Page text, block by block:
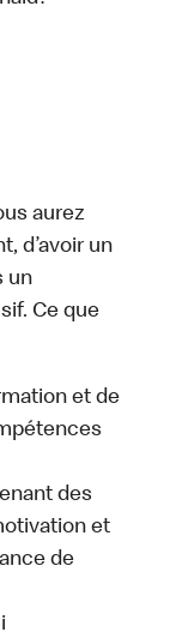
aurez
d’avoir un
un
Ce que
et de
des
et
de